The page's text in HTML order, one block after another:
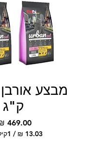
ק"ג
‏13.03 ‏₪
/ 1קילוגרם